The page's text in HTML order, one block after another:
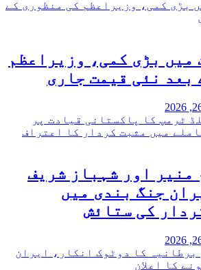
میں بڑی کمی، وزیراعظم
بعد نئی قیمت جاری
منیر اور شہباز شریف
جنگ بندی میں
کی ستائش